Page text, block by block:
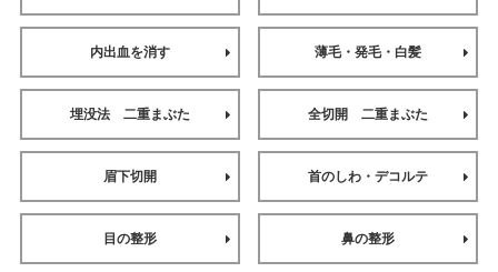
内出血を消す 薄毛・発毛・白髪
埋没法 二重まぶた 全切開 二重まぶた
眉下切開 首のしわ・デコルテ
目の整形 鼻の整形